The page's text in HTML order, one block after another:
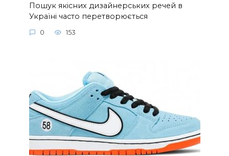
Пошук якісних дизайнерських речей в
Україні часто перетворюється
0 153